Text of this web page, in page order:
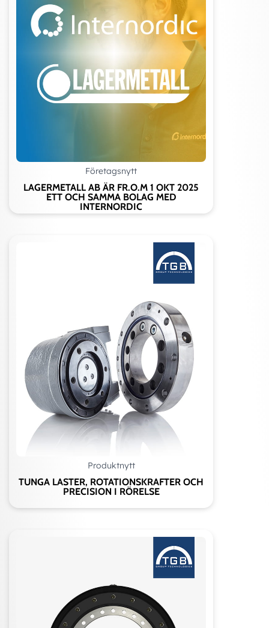
Företagsnytt
LAGERMETALL AB ÄR FR.O.M 1 OKT 2025
ETT OCH SAMMA BOLAG MED
INTERNORDIC
Produktnytt
TUNGA LASTER, ROTATIONSKRAFTER OCH
PRECISION I RÖRELSE